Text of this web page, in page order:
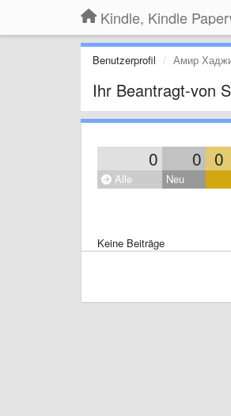
Benutzerprofil Амир
Ihr Beantragt-von
0 0 0
Alle Neu
Keine Beiträge